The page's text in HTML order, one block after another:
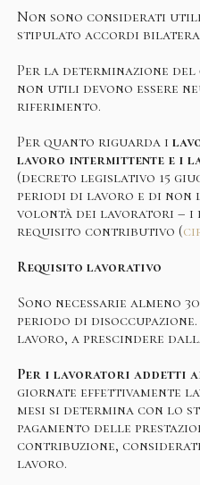
Non sono considerati
stipulato accordi
Per la determinazione
non utili devono essere
riferimento.
Per quanto riguarda i
lavoro intermittente e i
(decreto legislativo 15
periodi di lavoro e di
volontà dei lavoratori – i
requisito contributivo (
Requisito lavorativo
Sono necessarie almeno
periodo di
lavoro, a prescindere
Per i lavoratori addetti
giornate effettivamente
mesi si determina con lo
pagamento delle
contribuzione,
lavoro.